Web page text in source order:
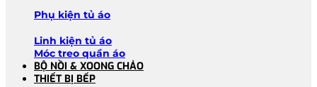
Phụ kiện tủ áo
Linh kiện tủ áo
Móc treo quần áo
BỘ NỒI & XOONG CHẢO
THIẾT BỊ BẾP